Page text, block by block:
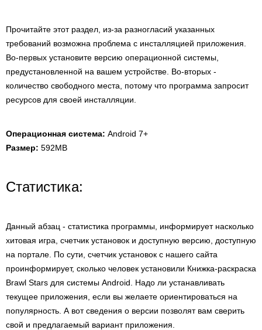
Прочитайте этот раздел, из-за разногласий указанных
требований возможна проблема с инсталляцией приложения.
Во-первых установите версию операционной системы,
предустановленной на вашем устройстве. Во-вторых -
количество свободного места, потому что программа запросит
ресурсов для своей инсталляции.
Операционная система: Android 7+
Размер: 592MB
Статистика:
Данный абзац - статистика программы, информирует насколько
хитовая игра, счетчик установок и доступную версию, доступную
на портале. По сути, счетчик установок с нашего сайта
проинформирует, сколько человек установили Книжка-раскраска
Brawl Stars для системы Android. Надо ли устанавливать
текущее приложения, если вы желаете ориентироваться на
популярность. А вот сведения о версии позволят вам сверить
свой и предлагаемый вариант приложения.